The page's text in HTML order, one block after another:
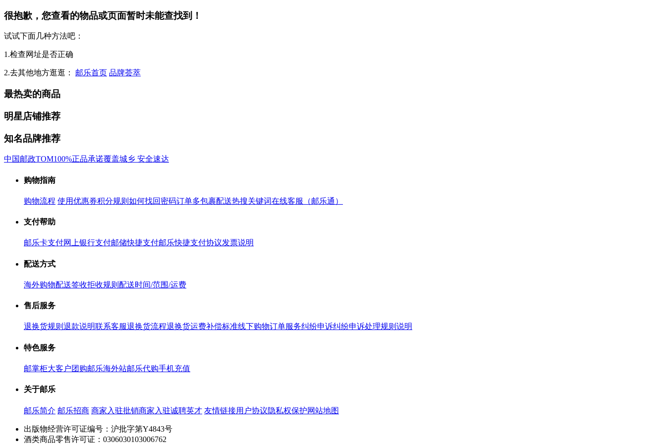
很抱歉，您查看的物品或页面暂时未能查找到！
试试下面几种方法吧：
1.检查网址是否正确
2.去其他地方逛逛： 邮乐首页 品牌荟萃
最热卖的商品
明星店铺推荐
知名品牌推荐
中国邮政TOM100%正品承诺覆盖城乡 安全速达
购物指南
购物流程 使用优惠券积分规则 如何找回密码订单多包裹配送热搜关键词在线客服（邮乐通）
支付帮助
邮乐卡支付网上银行支付邮储快捷支付邮乐快捷支付协议发票说明
配送方式
海外购物配送签收拒收规则 配送时间/范围/运费
售后服务
退换货规则 退款说明联系客服退换货流程退换货运费补偿标准线下购物订单服务纠纷申诉纠纷申诉处理规则说明
特色服务
邮掌柜大客户团购邮乐海外站邮乐代购手机充值
关于邮乐
邮乐简介 邮乐招商 商家入驻批销商家入驻诚聘英才 友情链接用户协议隐私权保护网站地图
出版物经营许可证编号：沪批字第Y4843号
酒类商品零售许可证：0306030103006762